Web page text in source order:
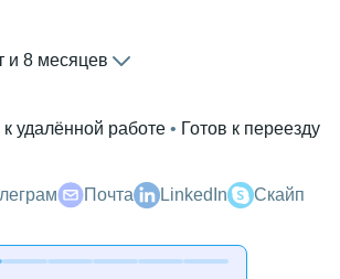
и 8 месяцев
к удалённой работе • Готов к переезду
Почта LinkedIn Скайп
машиностроения • 4 года и 1